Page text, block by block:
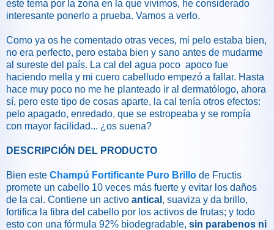
este tema por la zona en la que vivimos, he considerado
interesante ponerlo a prueba. Vamos a verlo.
Como ya os he comentado otras veces, mi pelo estaba bien,
no era perfecto, pero estaba bien y sano antes de mudarme
al sureste del país. La cal del agua poco apoco fue
haciendo mella y mi cuero cabelludo empezó a fallar. Hasta
hace muy poco no me he planteado ir al dermatólogo, ahora
sí, pero este tipo de cosas aparte, la cal tenía otros efectos:
pelo apagado, enredado, que se estropeaba y se rompía
con mayor facilidad... ¿os suena?
DESCRIPCIÓN DEL PRODUCTO
Bien este Champú Fortificante Puro Brillo de Fructis
promete un cabello 10 veces más fuerte y evitar los daños
de la cal. Contiene un activo antical , suaviza y da brillo,
fortifica la fibra del cabello por los activos de frutas; y todo
esto con una fórmula 92% biodegradable, sin parabenos ni